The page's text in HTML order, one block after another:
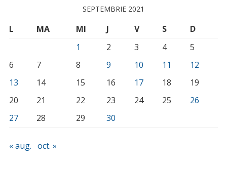
SEPTEMBRIE 2021
L MA MI J V S
D
1
2 3 4
5
6
7 8 9 10 11
12
13
14 15 16 17 18
19
20
21 22 23 24 25
26
27
28 29 30
« aug. oct. »